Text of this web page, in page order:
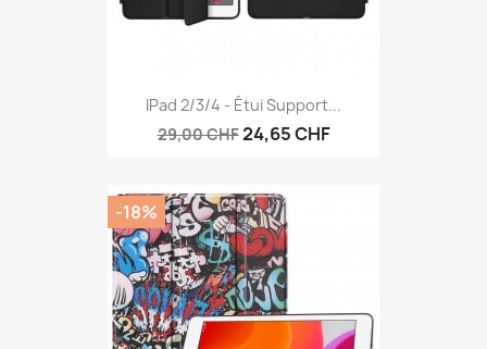
IPad 2/3/4 - Étui Support...
29,00 CHF24,65 CHF
-18%